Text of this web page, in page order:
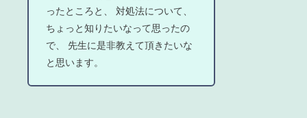
ったところと、 対処法について、
ちょっと知りたいなって思ったの
で、 先生に是非教えて頂きたいな
と思います。